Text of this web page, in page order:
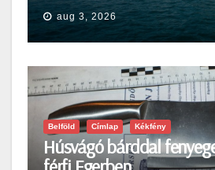
aug 3, 2026
Belföld Címlap Kékfény
Húsvágó bárddal